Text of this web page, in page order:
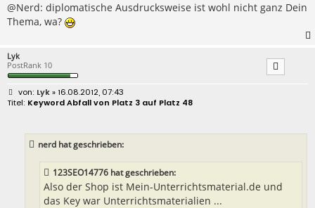
@Nerd: diplomatische Ausdrucksweise ist wohl nicht ganz Dein
Thema, wa?
Lyk
PostRank 10
B
e
Lyk» 16.08.2012, 07:43
Keyword Abfall von Platz 3 auf Platz 48
nerd hat geschrieben:
123SEO14776 hat geschrieben:
Also der Shop ist Mein-Unterrichtsmaterial.de und
das Key war Unterrichtsmaterialien ...